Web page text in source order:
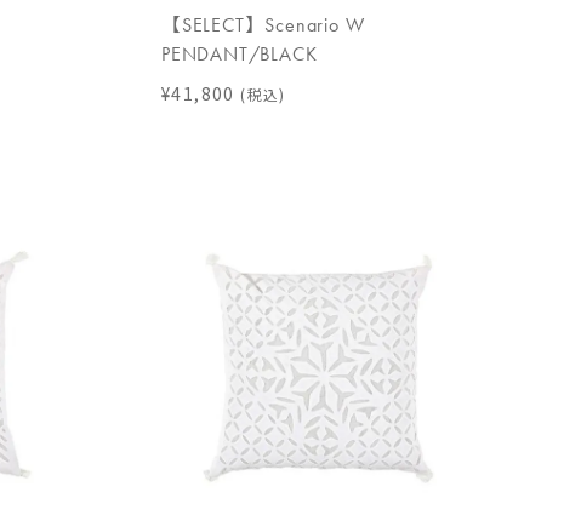
【SELECT】Scenario W
PENDANT/BLACK
¥41,800 (税込)